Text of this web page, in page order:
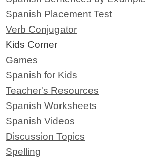
Spanish Placement Test
Verb Conjugator
Kids Corner
Games
Spanish for Kids
Teacher's Resources
Spanish Worksheets
Spanish Videos
Discussion Topics
Spelling